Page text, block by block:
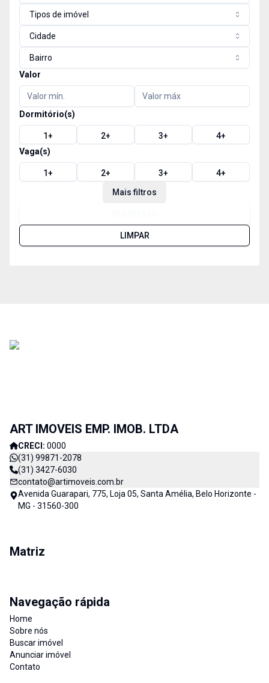
Tipos de imóvel
Cidade
Bairro
Valor
Dormitório(s)
1+ 2+ 3+ 4+
Vaga(s)
1+ 2+ 3+ 4+
Mais filtros
LIMPAR
ART IMOVEIS EMP. IMOB. LTDA
CRECI: 0000
(31) 99871-2078
(31) 3427-6030
contato@artimoveis.com.br
Avenida Guarapari, 775, Loja 05, Santa Amélia, Belo Horizonte -
MG - 31560-300
Matriz
Navegação rápida
Home
Sobre nós
Buscar imóvel
Anunciar imóvel
Contato